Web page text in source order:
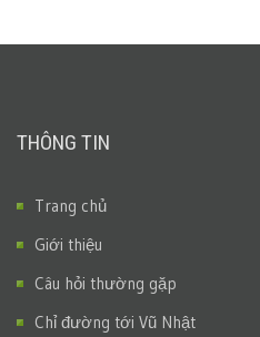
THÔNG TIN
Trang chủ
Giới thiệu
Câu hỏi thường gặp
Chỉ đường tới Vũ Nhật